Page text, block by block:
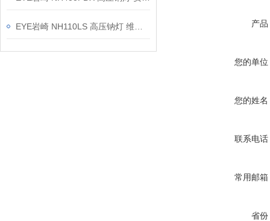
产品
您的单位
您的姓名
联系电话
常用邮箱
省份